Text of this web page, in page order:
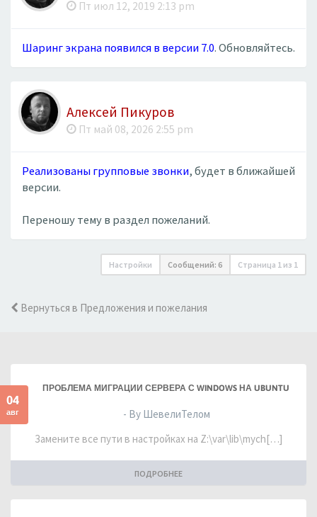
Пт июл 12, 2019 2:13 pm
Шаринг экрана появился в версии 7.0. Обновляйтесь.
Алексей Пикуров
Пт май 08, 2026 2:55 pm
Реализованы групповые звонки, будет в ближайшей
версии.
Переношу тему в раздел пожеланий.
Настройки Сообщений: 6 Страница 1 из 1
Вернуться в Предложения и пожелания
04
авг
ПРОБЛЕМА МИГРАЦИИ СЕРВЕРА С WINDOWS НА UBUNTU
- By ШевелиТелом
Замените все пути в настройках на Z:\var\lib\mych[…]
ПОДРОБНЕЕ